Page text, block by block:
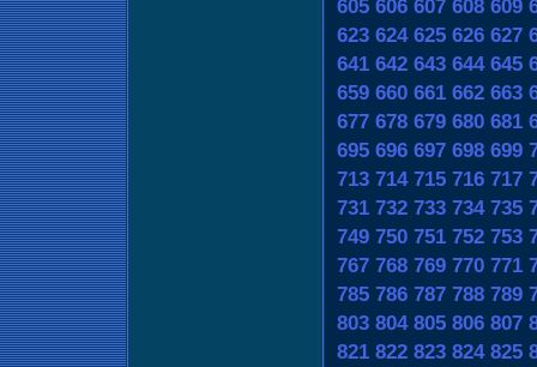
605 606 607 608 609
623 624 625 626 627
641 642 643 644 645
659 660 661 662 663
677 678 679 680 681
695 696 697 698 699
713 714 715 716 717
731 732 733 734 735
749 750 751 752 753
767 768 769 770 771
785 786 787 788 789
803 804 805 806 807
821 822 823 824 825